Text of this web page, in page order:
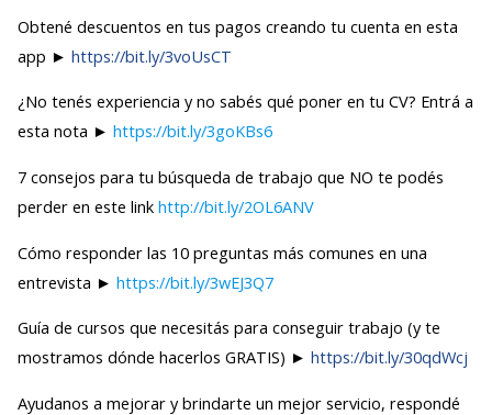
Obtené descuentos en tus pagos creando tu cuenta en esta
app ► https://bit.ly/3voUsCT
¿No tenés experiencia y no sabés qué poner en tu CV? Entrá a
esta nota ► https://bit.ly/3goKBs6
7 consejos para tu búsqueda de trabajo que NO te podés
perder en este link http://bit.ly/2OL6ANV
Cómo responder las 10 preguntas más comunes en una
entrevista ► https://bit.ly/3wEJ3Q7
Guía de cursos que necesitás para conseguir trabajo (y te
mostramos dónde hacerlos GRATIS) ► https://bit.ly/30qdWcj
Ayudanos a mejorar y brindarte un mejor servicio, respondé